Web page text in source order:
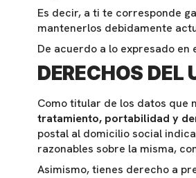
Es decir, a ti te corresponde
mantenerlos debidamente
De acuerdo a lo expresado
DERECHOS
Como titular de los datos que
tratamiento, portabilidad y
postal al domicilio social
razonables sobre la misma,
Asimismo, tienes derecho a